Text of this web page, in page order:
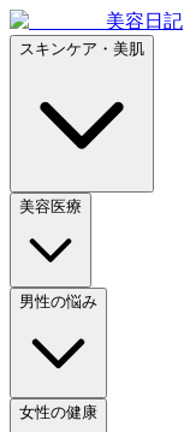
美容日記
スキンケア・美肌
美容医療
男性の悩み
女性の健康